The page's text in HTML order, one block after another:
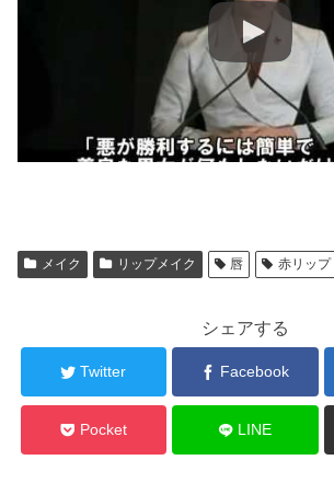
メイク リップメイク 唇 赤リップ
シェアする
Twitter Facebook
Pocket LINE